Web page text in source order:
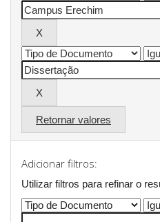
Retornar valores
Adicionar filtros:
Utilizar filtros para refinar o